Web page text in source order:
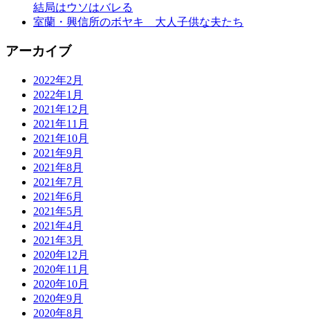
結局はウソはバレる
室蘭・興信所のボヤキ 大人子供な夫たち
アーカイブ
2022年2月
2022年1月
2021年12月
2021年11月
2021年10月
2021年9月
2021年8月
2021年7月
2021年6月
2021年5月
2021年4月
2021年3月
2020年12月
2020年11月
2020年10月
2020年9月
2020年8月